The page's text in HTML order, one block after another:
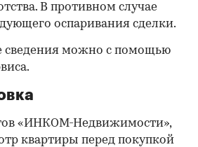
В противном случае
оспаривания сделки.
сведения можно с помощью
«ИНКОМ-Недвижимости»,
квартиры перед покупкой